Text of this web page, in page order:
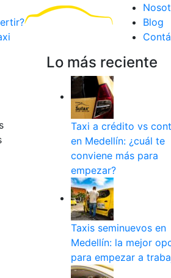
Blog
Lo más reciente
Taxi a crédito vs
en Medellín: ¿cuál te
conviene más para
empezar?
Taxis seminuevos en
Medellín: la mejor
para empezar a